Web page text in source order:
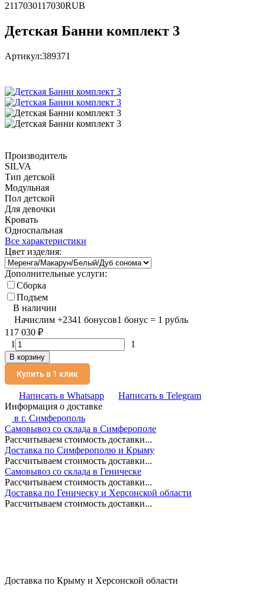
2117030117030RUB
Детская Банни комплект 3
Артикул:389371
Производитель
SILVA
Тип детской
Модульная
Пол детской
Для девочки
Кровать
Односпальная
Все характеристики
Цвет изделия:
Дополнительные услуги:
Сборка
Подъем
В наличии
Начислим +2341 бонусов1 бонус = 1 рубль
117 030 ₽
1
1
В корзину
Купить в 1 клик
Написать в Whatsapp
Написать в Telegram
Информация о доставке
в г. Симферополь
Самовывоз со склада в Симферополе
Рассчитываем стоимость доставки...
Доставка по Симферополю и Крыму
Рассчитываем стоимость доставки...
Самовывоз со склада в Геническе
Рассчитываем стоимость доставки...
Доставка по Геническу и Херсонской области
Рассчитываем стоимость доставки...
Доставка по Крыму и Херсонской области